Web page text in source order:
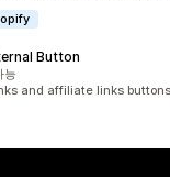
Button
능
and affiliate links